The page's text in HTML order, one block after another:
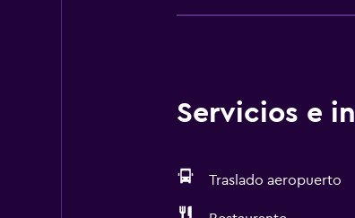
Servicios e
Traslado aeropuerto